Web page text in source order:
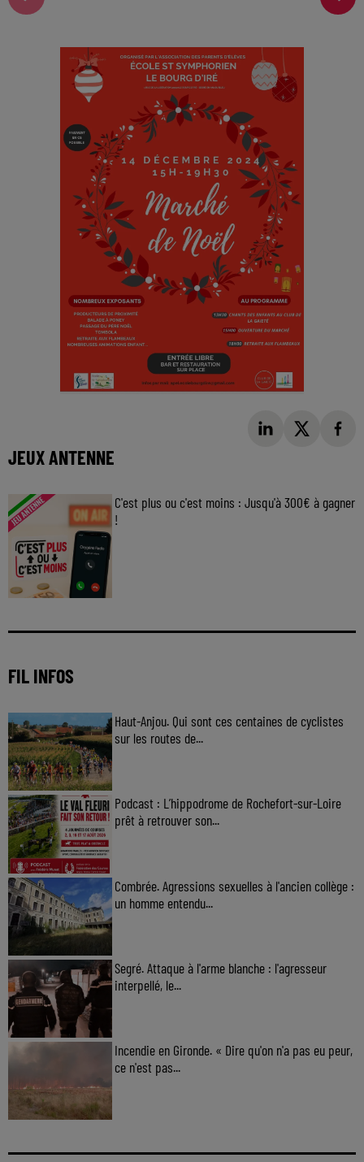
JEUX ANTENNE
C'est plus ou c'est moins : Jusqu'à 300€ à gagner
!
FIL INFOS
Haut-Anjou. Qui sont ces centaines de cyclistes
sur les routes de...
Podcast : L’hippodrome de Rochefort-sur-Loire
prêt à retrouver son...
Combrée. Agressions sexuelles à l'ancien collège :
un homme entendu...
Segré. Attaque à l'arme blanche : l'agresseur
interpellé, le...
Incendie en Gironde. « Dire qu'on n'a pas eu peur,
ce n'est pas...